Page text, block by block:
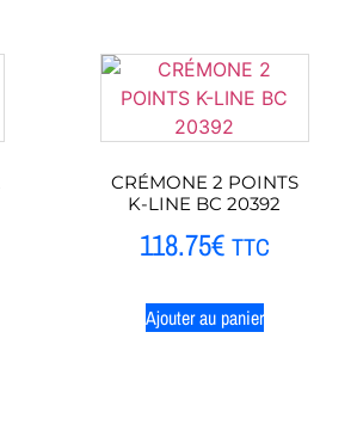
CRÉMONE 2 POINTS
K-LINE BC 20392
118.75€ TTC
Ajouter au panier